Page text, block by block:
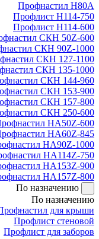
Профнастил Н80А
Профлист Н114-750
Профлист Н114-600
СКН 50Z-600
СКН 90Z-1000
СКН 127-1100
СКН 135-1000
СКН 144-960
СКН 153-900
СКН 157-800
СКН 250-600
НА50Z-600
НА60Z-845
НА90Z-1000
НА114Z-750
НА153Z-900
НА157Z-800
По назначению
По назначению
для крыши
Профлист стеновой
Профлист для заборов